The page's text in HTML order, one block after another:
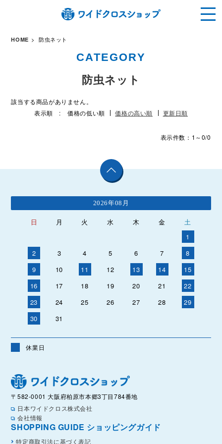
HOME 防虫ネット
CATEGORY
防虫ネット
該当する商品がありません。
表示順 : 価格の低い順 価格の高い順 更新日順
表示件数：1～0/0
2026年08月
日 月 火 水 木 金
土
1
2
3 4 5 6 7
8
9
10 11 12 13 14
15
16
17 18 19 20 21
22
23
24 25 26 27 28
29
30
31
休業日
〒582-0001 大阪府柏原市本郷3丁目784番地
日本ワイドクロス株式会社
会社情報
SHOPPING GUIDE ショッピングガイド
特定商取引法に基づく表記